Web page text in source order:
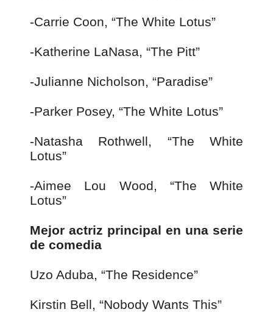
-Carrie Coon, “The White Lotus”
-Katherine LaNasa, “The Pitt”
-Julianne Nicholson, “Paradise”
-Parker Posey, “The White Lotus”
-Natasha Rothwell, “The White
Lotus”
-Aimee Lou Wood, “The White
Lotus”
Mejor actriz principal en una serie
de comedia
Uzo Aduba, “The Residence”
Kirstin Bell, “Nobody Wants This”